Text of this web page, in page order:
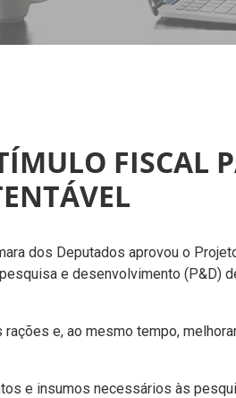
FISCAL
dos Deputados aprovou o
e desenvolvimento (P&D)
e, ao mesmo tempo,
e insumos necessários às